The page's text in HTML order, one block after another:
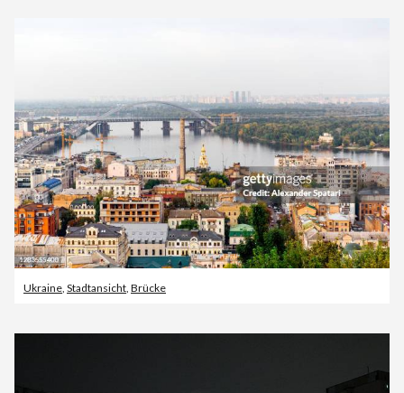
Ukraine Stadtansicht Brücke